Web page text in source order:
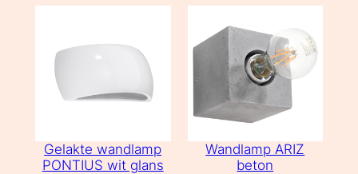
Gelakte wandlamp
PONTIUS wit glans
Wandlamp ARIZ
beton